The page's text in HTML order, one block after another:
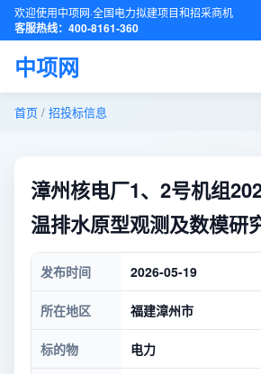
欢迎使用中项网·全国电力拟建项目和招采商机
客服热线：400-8161-360
中项网
首页 / 招投标信息
漳州核电厂1、2号机组
温排水原型观测及数模研
发布时间 2026-05-19
所在地区 福建漳州市
标的物 电力